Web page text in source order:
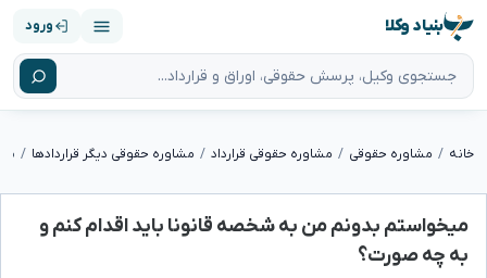
بنیاد وکلا ورود
خانه مشاوره حقوقی مشاوره حقوقی قرارداد مشاوره حقوقی دیگر قراردادها
میخواستم بدونم من به شخصه قانونا باید اقدام کنم و
به چه صورت؟